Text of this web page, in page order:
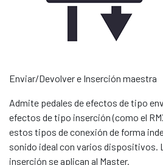
Enviar/Devolver e Inserción maestra
Admite pedales de efectos de tipo
efectos de tipo inserción (como el
estos tipos de conexión de forma
sonido ideal con varios dispositivos.
inserción se aplican al Master.